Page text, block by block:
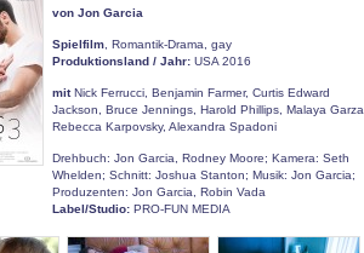
von Jon Garcia
Spielfilm , Romantik-Drama, gay
Produktionsland / Jahr: USA 2016
mitNick Ferrucci, Benjamin Farmer, Curtis Edward
Jackson, Bruce Jennings, Harold Phillips, Malaya Garza,
Rebecca Karpovsky, Alexandra Spadoni
Drehbuch: Jon Garcia, Rodney Moore; Kamera: Seth
Whelden; Schnitt: Joshua Stanton; Musik: Jon Garcia;
Produzenten: Jon Garcia, Robin Vada
Label/Studio: PRO-FUN MEDIA